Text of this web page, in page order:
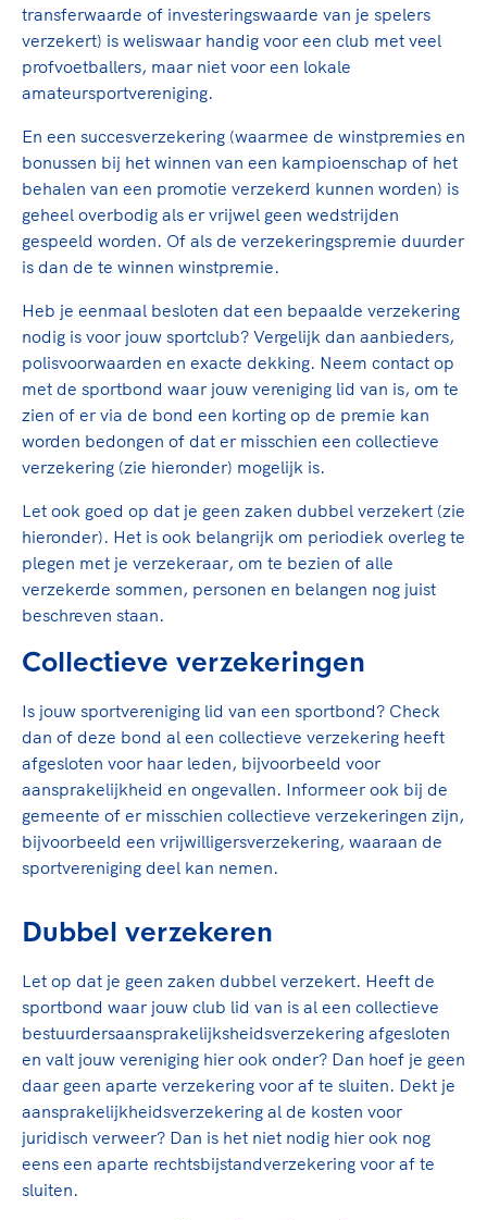
Lees verder
transferwaarde of investeringswaarde van je spelers
verzekert) is weliswaar handig voor een club met veel
profvoetballers, maar niet voor een lokale
amateursportvereniging.
En een succesverzekering (waarmee de winstpremies en
bonussen bij het winnen van een kampioenschap of het
behalen van een promotie verzekerd kunnen worden) is
geheel overbodig als er vrijwel geen wedstrijden
gespeeld worden. Of als de verzekeringspremie duurder
is dan de te winnen winstpremie.
Heb je eenmaal besloten dat een bepaalde verzekering
nodig is voor jouw sportclub? Vergelijk dan aanbieders,
polisvoorwaarden en exacte dekking. Neem contact op
met de sportbond waar jouw vereniging lid van is, om te
zien of er via de bond een korting op de premie kan
worden bedongen of dat er misschien een collectieve
verzekering (zie hieronder) mogelijk is.
Let ook goed op dat je geen zaken dubbel verzekert (zie
hieronder). Het is ook belangrijk om periodiek overleg te
plegen met je verzekeraar, om te bezien of alle
verzekerde sommen, personen en belangen nog juist
beschreven staan.
Collectieve verzekeringen
Is jouw sportvereniging lid van een sportbond? Check
dan of deze bond al een collectieve verzekering heeft
afgesloten voor haar leden, bijvoorbeeld voor
aansprakelijkheid en ongevallen. Informeer ook bij de
gemeente of er misschien collectieve verzekeringen zijn,
bijvoorbeeld een vrijwilligersverzekering, waaraan de
sportvereniging deel kan nemen.
Dubbel verzekeren
Let op dat je geen zaken dubbel verzekert. Heeft de
sportbond waar jouw club lid van is al een collectieve
bestuurdersaansprakelijksheidsverzekering afgesloten
en valt jouw vereniging hier ook onder? Dan hoef je geen
daar geen aparte verzekering voor af te sluiten. Dekt je
aansprakelijkheidsverzekering al de kosten voor
juridisch verweer? Dan is het niet nodig hier ook nog
eens een aparte rechtsbijstandverzekering voor af te
sluiten.